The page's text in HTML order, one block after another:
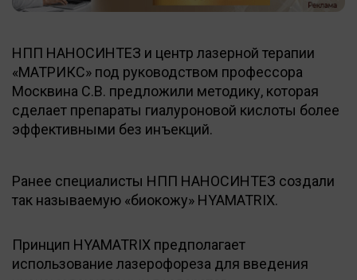
НПП НАНОСИНТЕЗ и центр лазерной терапии
«МАТРИКС» под руководством профессора
Москвина С.В. предложили методику, которая
сделает препараты гиалуроновой кислоты более
эффективными без инъекций.
Ранее специалисты НПП НАНОСИНТЕЗ создали
так называемую «биокожу» HYAMATRIX.
Принцип HYAMATRIX предполагает
использование лазерофореза для введения